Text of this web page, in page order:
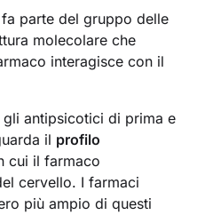
parte del gruppo delle
molecolare che
interagisce con il
antipsicotici di prima e
il profilo
cui il farmaco
cervello. I farmaci
più ampio di questi